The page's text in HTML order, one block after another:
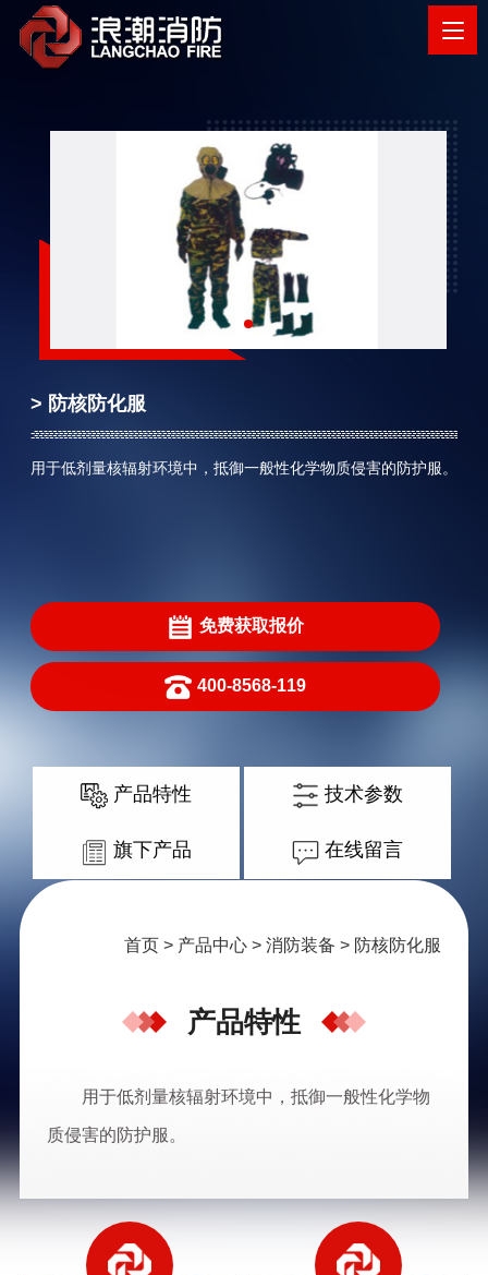
> 防核防化服
用于低剂量核辐射环境中，抵御一般性化学物质侵害的防护服。
免费获取报价
400-8568-119
产品特性 技术参数
旗下产品 在线留言
首页 > 产品中心 >消防装备 > 防核防化服
产品特性
用于低剂量核辐射环境中，抵御一般性化学物
质侵害的防护服。